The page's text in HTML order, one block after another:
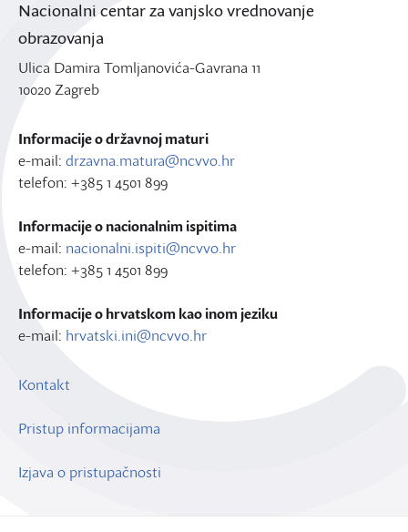
Nacionalni centar za vanjsko vrednovanje
obrazovanja
Ulica Damira Tomljanovića-Gavrana 11
10020 Zagreb
Informacije o državnoj maturi
e-mail: drzavna.matura@ncvvo.hr
telefon: +385 1 4501 899
Informacije o nacionalnim ispitima
e-mail: nacionalni.ispiti@ncvvo.hr
telefon: +385 1 4501 899
Informacije o hrvatskom kao inom jeziku
e-mail: hrvatski.ini@ncvvo.hr
Kontakt
Pristup informacijama
Izjava o pristupačnosti